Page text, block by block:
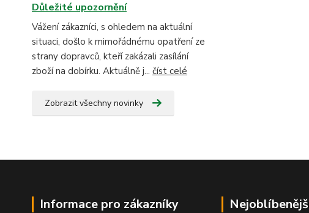
Důležité upozornění
Vážení zákazníci, s ohledem na aktuální
situaci, došlo k mimořádnému opatření ze
strany dopravců, kteří zakázali zasílání
zboží na dobírku. Aktuálně j... číst celé
Zobrazit všechny novinky
Informace pro zákazníky